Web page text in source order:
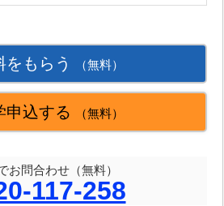
をもらう （無料）
申込する （無料）
お問合わせ（無料）
117-258